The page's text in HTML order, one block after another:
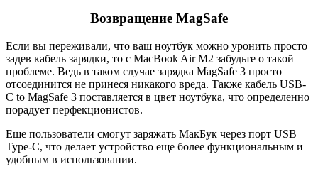
Возвращение MagSafe
Если вы переживали, что ваш ноутбук можно уронить просто
задев кабель зарядки, то с MacBook Air M2 забудьте о такой
проблеме. Ведь в таком случае зарядка MagSafe 3 просто
отсоединится не принеся никакого вреда. Также кабель USB-
C to MagSafe 3 поставляется в цвет ноутбука, что определенно
порадует перфекционистов.
Еще пользователи смогут заряжать МакБук через порт USB
Type-C, что делает устройство еще более функциональным и
удобным в использовании.